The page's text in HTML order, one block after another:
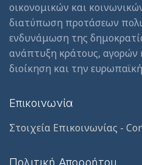
οικονομικών και
διατύπωση προτάσεων
ενδυνάμωση της
ανάπτυξη κράτους, αγορών
διοίκηση και την
Επικοινωνία
Στοιχεία Επικοινωνίας -
Πολιτική Απορρήτου